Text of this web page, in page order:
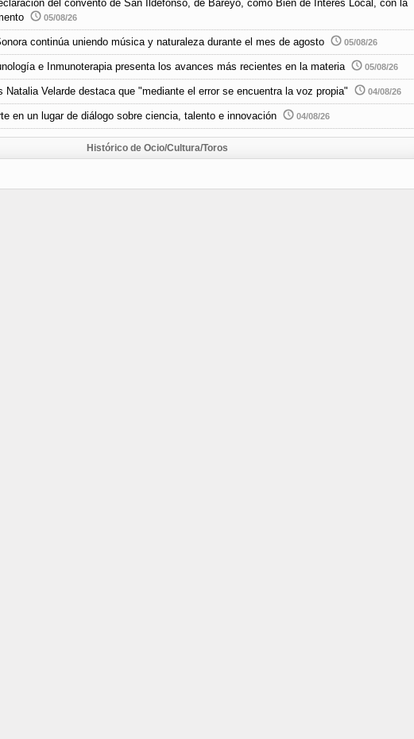
del convento de San Ildefonso, de Bareyo, como Bien de Interés Local, con la
05/08/26
continúa uniendo música y naturaleza durante el mes de agosto 05/08/26
e Inmunoterapia presenta los avances más recientes en la materia 05/08/26
Natalia Velarde destaca que "mediante el error se encuentra la voz propia" 04/08/26
en un lugar de diálogo sobre ciencia, talento e innovación 04/08/26
Histórico de Ocio/Cultura/Toros